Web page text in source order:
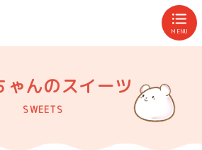
MENU
ゃんのスイーツ
SWEETS